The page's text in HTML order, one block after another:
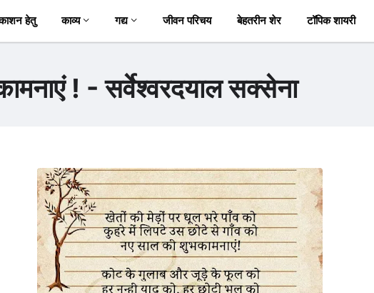
हेतु काव्य गद्य जीवन परिचय बेहतरीन शेर टॉपिक शायरी
! - सर्वेश्वरदयाल सक्सेना